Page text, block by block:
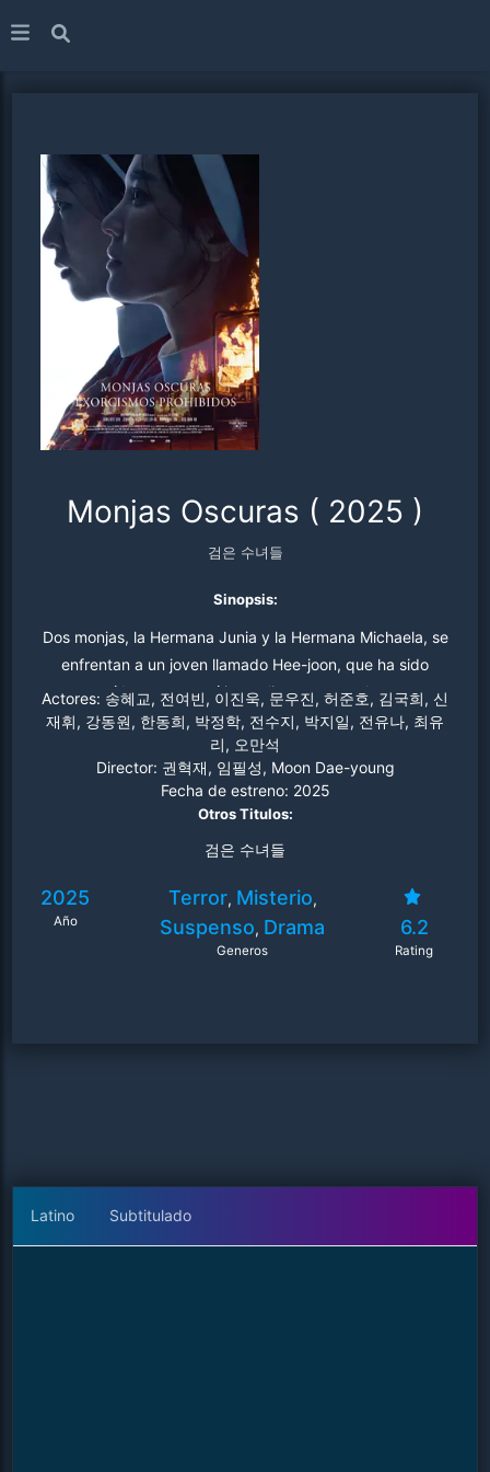
Monjas Oscuras ( 2025 )
검은 수녀들
Sinopsis:
Dos monjas, la Hermana Junia y la Hermana Michaela, se
enfrentan a un joven llamado Hee-joon, que ha sido
poseído por un espíritu maligno muy poderoso.
Impulsada por su fe y compasión, la Hermana Junia
decide hacerse cargo de salvar al niño, mientras que la
Hermana Michaela, inicialmente escéptica, se ve
arrastrada a la investigación. A medida que profundizan
escalofriantes y descubren un oscuro secreto escondido
enfrentarse a sus propios miedos y creencias mientras
luchan contra el poderoso mal que amenaza la vida de
Actores: 송혜교, 전여빈, 이진욱, 문우진, 허준호, 김국희, 신
재휘, 강동원, 한동희, 박정학, 전수지, 박지일, 전유나, 최유
리, 오만석
Director: 권혁재, 임필성, Moon Dae-young
Fecha de estreno: 2025
Otros Titulos:
검은 수녀들
2025
Año
Terror, Misterio,
Suspenso, Drama
Generos
6.2
Rating
Latino Subtitulado